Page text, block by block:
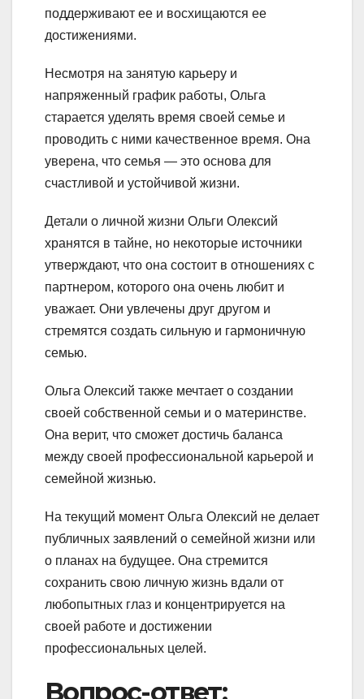
поддерживают ее и восхищаются ее
достижениями.
Несмотря на занятую карьеру и
напряженный график работы, Ольга
старается уделять время своей семье и
проводить с ними качественное время. Она
уверена, что семья — это основа для
счастливой и устойчивой жизни.
Детали о личной жизни Ольги Олексий
хранятся в тайне, но некоторые источники
утверждают, что она состоит в отношениях с
партнером, которого она очень любит и
уважает. Они увлечены друг другом и
стремятся создать сильную и гармоничную
семью.
Ольга Олексий также мечтает о создании
своей собственной семьи и о материнстве.
Она верит, что сможет достичь баланса
между своей профессиональной карьерой и
семейной жизнью.
На текущий момент Ольга Олексий не делает
публичных заявлений о семейной жизни или
о планах на будущее. Она стремится
сохранить свою личную жизнь вдали от
любопытных глаз и концентрируется на
своей работе и достижении
профессиональных целей.
Вопрос-ответ: